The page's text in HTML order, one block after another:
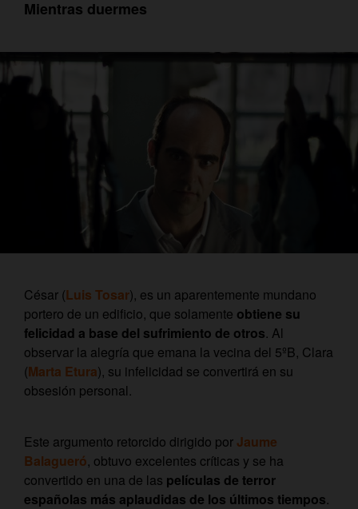
Mientras duermes
César (Luis Tosar), es un aparentemente mundano
portero de un edificio, que solamente obtiene su
felicidad a base del sufrimiento de otros. Al
observar la alegría que emana la vecina del 5ºB, Clara
(Marta Etura), su infelicidad se convertirá en su
obsesión personal.
Este argumento retorcido dirigido por Jaume
Balagueró, obtuvo excelentes críticas y se ha
convertido en una de las películas de terror
españolas más aplaudidas de los últimos tiempos.